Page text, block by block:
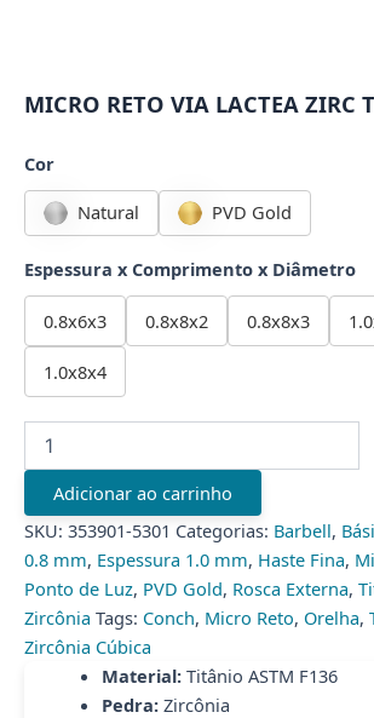
MICRO RETO VIA LACTEA ZIRC
Cor
Natural PVD Gold
Espessura x Comprimento x Diâmetro
0.8x6x3 0.8x8x2 0.8x8x3
1.0x8x4
RETO
VIA
LACTEA
ZIRC
TIT
quantidade
Adicionar ao carrinho
SKU: 353901-5301 Categorias: Barbell,
0.8 mm, Espessura 1.0 mm, Haste Fina,
Ponto de Luz, PVD Gold, Rosca Externa,
Zircônia Tags: Conch, Micro Reto, Orelha,
Zircônia Cúbica
Material:Titânio ASTM F136
Pedra:Zircônia